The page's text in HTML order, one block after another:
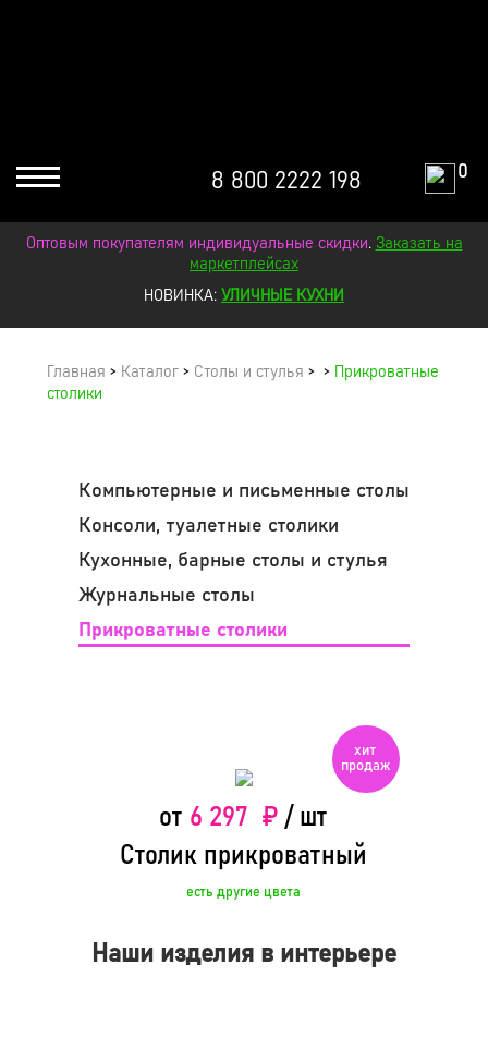
8 800 2222 198 0
Оптовым покупателям индивидуальные скидки. Заказать на
маркетплейсах
НОВИНКА: УЛИЧНЫЕ КУХНИ
Главная > Каталог > Столы и стулья > > Прикроватные
столики
Компьютерные и письменные столы
Консоли, туалетные столики
Кухонные, барные столы и стулья
Журнальные столы
Прикроватные столики
от 6 297 ₽ / шт
Столик прикроватный
есть другие цвета
Наши изделия в интерьере